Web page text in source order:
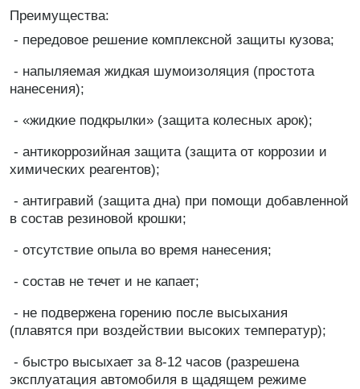
Преимущества:
- передовое решение комплексной защиты кузова;
- напыляемая жидкая шумоизоляция (простота
нанесения);
- «жидкие подкрылки» (защита колесных арок);
- антикоррозийная защита (защита от коррозии и
химических реагентов);
- антигравий (защита дна) при помощи добавленной
в состав резиновой крошки;
- отсутствие опыла во время нанесения;
- состав не течет и не капает;
- не подвержена горению после высыхания
(плавятся при воздействии высоких температур);
- быстро высыхает за 8-12 часов (разрешена
эксплуатация автомобиля в щадящем режиме